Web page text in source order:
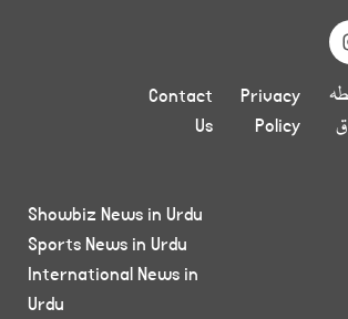
Privacy
Policy
Contact
Us
Showbiz News in Urdu
Sports News in Urdu
International News in
Urdu